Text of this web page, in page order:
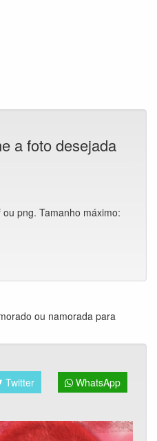
a foto desejada
png. Tamanho máximo:
ou namorada para
Twitter WhatsApp